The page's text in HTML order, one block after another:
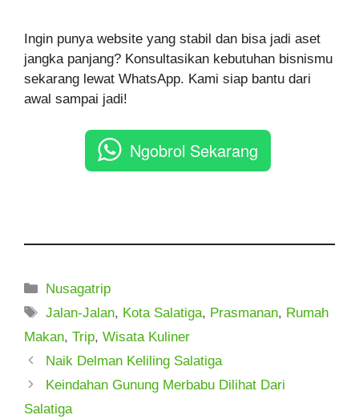
Ingin punya website yang stabil dan bisa jadi aset
jangka panjang? Konsultasikan kebutuhan bisnismu
sekarang lewat WhatsApp. Kami siap bantu dari
awal sampai jadi!
Ngobrol Sekarang
Kategori
Nusagatrip
Tag
Jalan-Jalan, Kota Salatiga, Prasmanan, Rumah
Makan, Trip, Wisata Kuliner
Naik Delman Keliling Salatiga
Keindahan Gunung Merbabu Dilihat Dari
Salatiga